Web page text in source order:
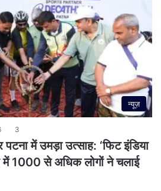
न्यूज़
3
पटना में उमड़ा उत्साह: ‘फिट इंडिया
1000 से अधिक लोगों ने चलाई